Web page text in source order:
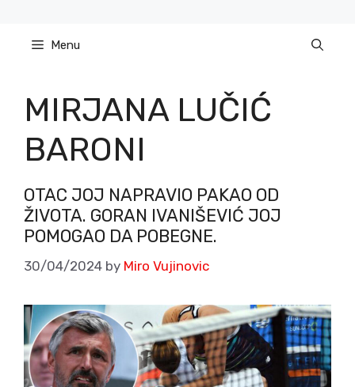
content Menu
MIRJANA LUČIĆ
BARONI
OTAC JOJ NAPRAVIO PAKAO OD
ŽIVOTA. GORAN IVANIŠEVIĆ JOJ
POMOGAO DA POBEGNE.
30/04/2024 by Miro Vujinovic